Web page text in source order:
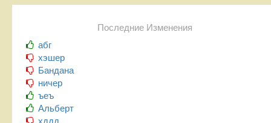
Последние Изменения
абг
хэшер
Бандана
ничер
ъеъ
Альберт
хддд